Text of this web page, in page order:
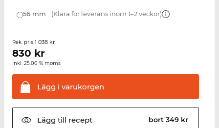
56 mm (Klara för leverans inom 1–2 veckor)
Rek. pris 1 038 kr
830 kr
Inkl. 25.00 % moms
Lägg i varukorgen
Lägg till recept bort 349 kr